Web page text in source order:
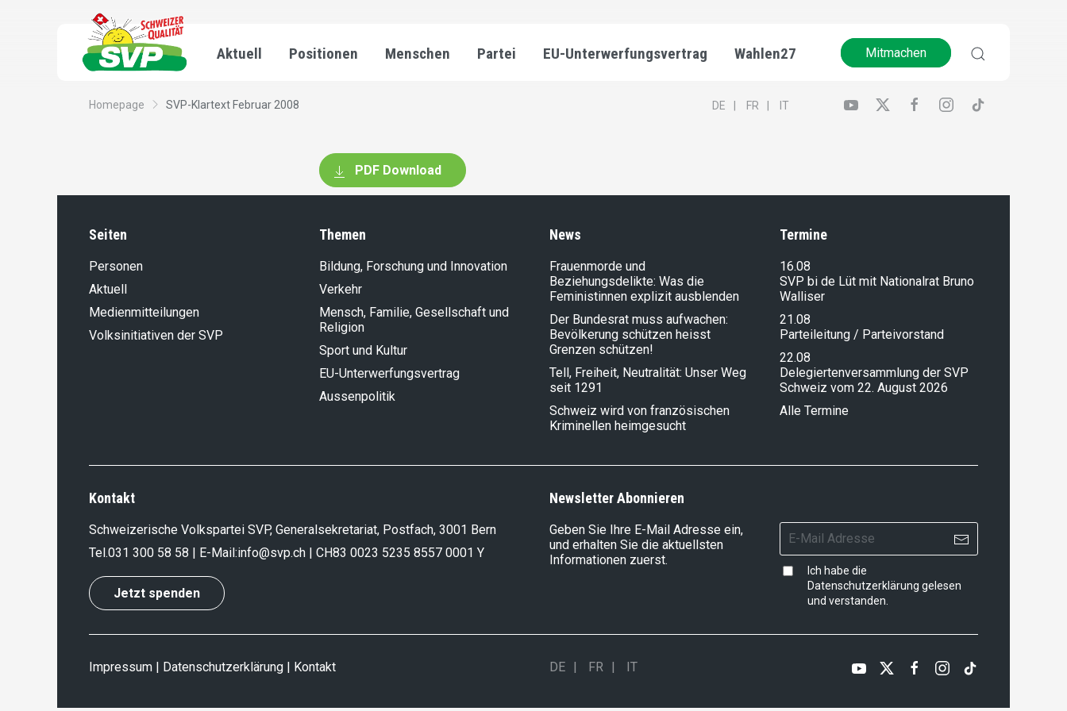
Aktuell Positionen Menschen Partei EU-Unterwerfungsvertrag Wahlen27 Mitmachen
Homepage SVP-Klartext Februar 2008 DE FR IT
PDF Download
Seiten
Personen
Aktuell
Medienmitteilungen
Volksinitiativen der SVP
Themen
Bildung, Forschung und Innovation
Verkehr
Mensch, Familie, Gesellschaft und
Religion
Sport und Kultur
EU-Unterwerfungsvertrag
Aussenpolitik
News
Frauenmorde und
Beziehungsdelikte: Was die
Feministinnen explizit ausblenden
Der Bundesrat muss aufwachen:
Bevölkerung schützen heisst
Grenzen schützen!
Tell, Freiheit, Neutralität: Unser Weg
seit 1291
Schweiz wird von französischen
Kriminellen heimgesucht
Termine
16.08
SVP bi de Lüt mit Nationalrat Bruno
Walliser
21.08
Parteileitung / Parteivorstand
22.08
Delegiertenversammlung der SVP
Schweiz vom 22. August 2026
Alle Termine
Kontakt
Schweizerische Volkspartei SVP, Generalsekretariat, Postfach, 3001 Bern
Tel.031 300 58 58 | E-Mail:info@svp.ch | CH83 0023 5235 8557 0001 Y
Jetzt spenden
Newsletter Abonnieren
Geben Sie Ihre E-Mail Adresse ein,
und erhalten Sie die aktuellsten
Informationen zuerst.
Ich habe die
Datenschutzerklärung gelesen
und verstanden.
Impressum Datenschutzerklärung Kontakt DE FR IT